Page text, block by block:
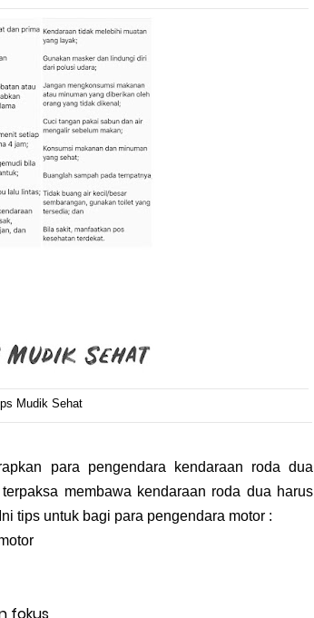
Mudik Sehat
para pengendara kendaraan roda dua
membawa kendaraan roda dua harus
tips untuk bagi para pengendara motor :